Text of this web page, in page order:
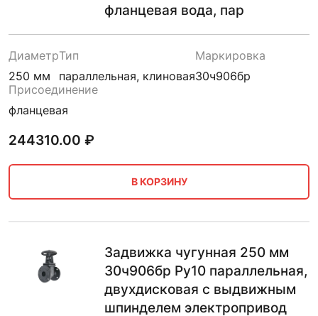
фланцевая вода, пар
Диаметр
250 мм
Тип
параллельная, клиновая
Маркировка
30ч906бр
Присоединение
фланцевая
244310.00 ₽
В КОРЗИНУ
Задвижка чугунная 250 мм
30ч906бр Ру10 параллельная,
двухдисковая с выдвижным
шпинделем электропривод